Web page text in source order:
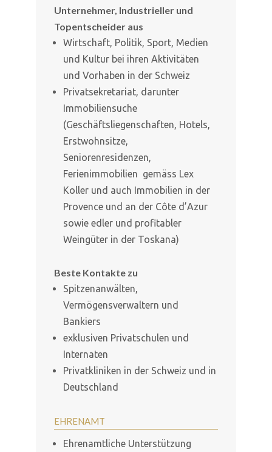
Unternehmer, Industrieller und
Topentscheider aus
Wirtschaft, Politik, Sport, Medien
und Kultur bei ihren Aktivitäten
und Vorhaben in der Schweiz
Privatsekretariat, darunter
Immobiliensuche
(Geschäftsliegenschaften, Hotels,
Erstwohnsitze,
Seniorenresidenzen,
Ferienimmobilien gemäss Lex
Koller und auch Immobilien in der
Provence und an der Côte d’Azur
sowie edler und profitabler
Weingüter in der Toskana)
Beste Kontakte zu
Spitzenanwälten,
Vermögensverwaltern und
Bankiers
exklusiven Privatschulen und
Internaten
Privatkliniken in der Schweiz und in
Deutschland
EHRENAMT
Ehrenamtliche Unterstützung